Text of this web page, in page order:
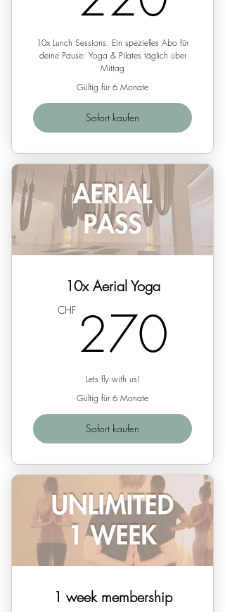
10x Lunch Sessions. Ein spezielles Abo für
deine Pause: Yoga & Pilates täglich über
Mittag
Gültig für 6 Monate
Sofort kaufen
10x Aerial Yoga
CHF 270
Lets fly with us!
Gültig für 6 Monate
Sofort kaufen
1 week membership